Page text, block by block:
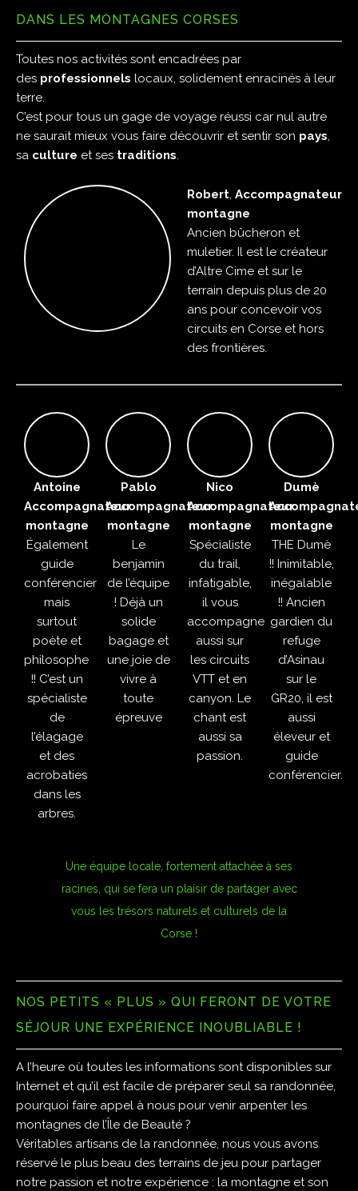
DANS LES MONTAGNES CORSES
Toutes nos activités sont encadrées par
des professionnels locaux, solidement enracinés à leur
terre.
C’est pour tous un gage de voyage réussi car nul autre
ne saurait mieux vous faire découvrir et sentir son pays,
sa culture et ses traditions.
Robert, Accompagnateur
montagne
Ancien bûcheron et
muletier. Il est le créateur
d’Altre Cime et sur le
terrain depuis plus de 20
ans pour concevoir vos
circuits en Corse et hors
des frontières.
Antoine
Accompagnateur
montagne
Également
guide
conférencier
mais
surtout
poète et
philosophe
!! C’est un
spécialiste
de
l’élagage
et des
acrobaties
dans les
arbres.
Pablo
Accompagnateur
montagne
Le
benjamin
de l’équipe
! Déjà un
solide
bagage et
une joie de
vivre à
toute
épreuve
Nico
Accompagnateur
montagne
Spécialiste
du trail,
infatigable,
il vous
accompagne
aussi sur
les circuits
VTT et en
canyon. Le
chant est
aussi sa
passion.
Dumè
montagne
THE Dumè
!! Inimitable,
inégalable
!! Ancien
gardien du
refuge
d’Asinau
sur le
GR20, il est
aussi
éleveur et
guide
conférencier.
Une équipe locale, fortement attachée à ses
racines, qui se fera un plaisir de partager avec
vous les trésors naturels et culturels de la
Corse !
NOS PETITS « PLUS » QUI FERONT DE VOTRE
SÉJOUR UNE EXPÉRIENCE INOUBLIABLE !
A l’heure où toutes les informations sont disponibles sur
Internet et qu’il est facile de préparer seul sa randonnée,
pourquoi faire appel à nous pour venir arpenter les
montagnes de l’Île de Beauté ?
Véritables artisans de la randonnée, nous vous avons
réservé le plus beau des terrains de jeu pour partager
notre passion et notre expérience : la montagne et son